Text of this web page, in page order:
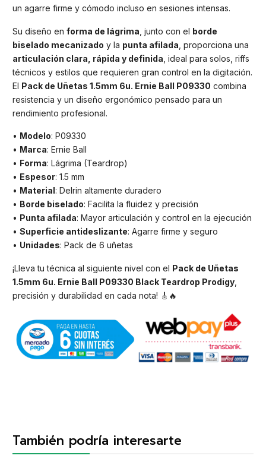
un agarre firme y cómodo incluso en sesiones intensas.
Su diseño en forma de lágrima , junto con el borde
biselado mecanizado y la punta afilada , proporciona una
articulación clara, rápida y definida , ideal para solos, riffs
técnicos y estilos que requieren gran control en la digitación.
El Pack de Uñetas 1.5mm 6u. Ernie Ball P09330 combina
resistencia y un diseño ergonómico pensado para un
rendimiento profesional.
• Modelo: P09330
• Marca: Ernie Ball
• Forma: Lágrima (Teardrop)
• Espesor: 1.5 mm
• Material: Delrin altamente duradero
• Borde biselado: Facilita la fluidez y precisión
• Punta afilada: Mayor articulación y control en la ejecución
• Superficie antideslizante: Agarre firme y seguro
• Unidades: Pack de 6 uñetas
¡Lleva tu técnica al siguiente nivel con el Pack de Uñetas
1.5mm 6u. Ernie Ball P09330 Black Teardrop Prodigy
precisión y durabilidad en cada nota! 🎸🔥
También podría interesarte